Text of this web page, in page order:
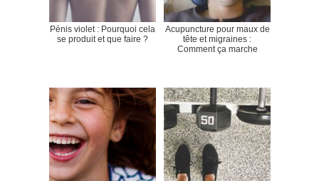
Pénis violet : Pourquoi cela
se produit et que faire ?
Acupuncture pour maux de
tête et migraines :
Comment ça marche